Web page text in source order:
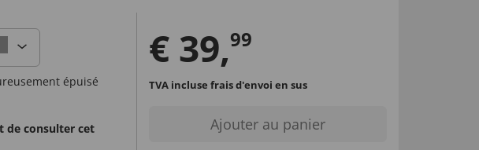
épuisé
de consulter cet
€ 39,99
TVA incluse frais d'envoi en sus
Ajouter au panier